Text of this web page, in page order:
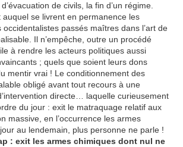
de civils, la fin d’un régime.
auquel se livrent en permanence les
occidentalistes passés maîtres dans l’art de
Il n’empêche, outre un procédé
à rendre les acteurs politiques aussi
; quels que soient leurs dons
mentir vrai ! Le conditionnement des
obligé avant tout recours à une
directe… laquelle curieusement
du jour : exit le matraquage relatif aux
massive, en l’occurrence les armes
au lendemain, plus personne ne parle !
: exit les armes chimiques dont nul ne